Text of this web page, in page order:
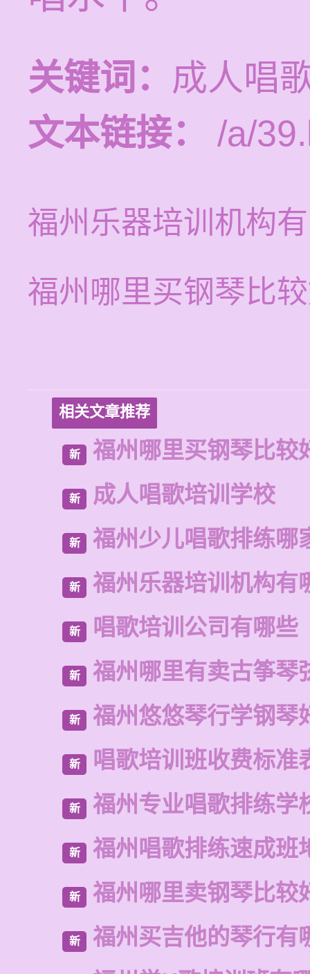
关键词： 成人唱
文本链接：
/a/
福州乐器培训机构
福州哪里买钢琴比
相关文章推荐
新 福州哪里买钢琴比较
新 成人唱歌培训学校
新 福州少儿唱歌排练哪
新 福州乐器培训机构有
新 唱歌培训公司有哪些
新 福州哪里有卖古筝琴
新 福州悠悠琴行学钢琴
新 唱歌培训班收费标准
新 福州专业唱歌排练学
新 福州唱歌排练速成班
新 福州哪里卖钢琴比较
新 福州买吉他的琴行有